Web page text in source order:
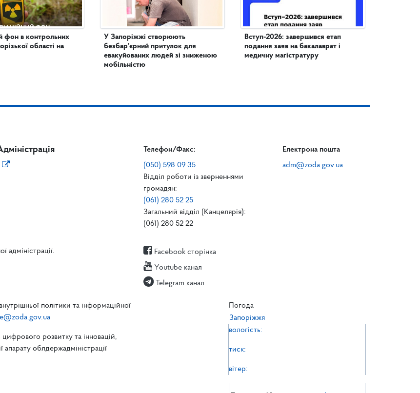
фон в контрольних
області на
У Запоріжжі створюють
безбар’єрний притулок для
евакуйованих людей зі зниженою
мобільністю
Вступ-2026: завершився етап
подання заяв на бакалаврат і
медичну магістратуру
Телефон/Факс:
(050) 598 09 35
Відділ роботи із зверненнями
громадян:
(061) 280 52 25
Загальний відділ (Канцелярія):
(061) 280 52 22
Електрона пошта
adm@zoda.gov.ua
адміністрації.
Facebook сторінка
Youtube канал
Telegram канал
політики та інформаційної
цифрового розвитку та інновацій,
облдержадміністрації
Погода
Запоріжжя
вологість:
тиск:
вітер: